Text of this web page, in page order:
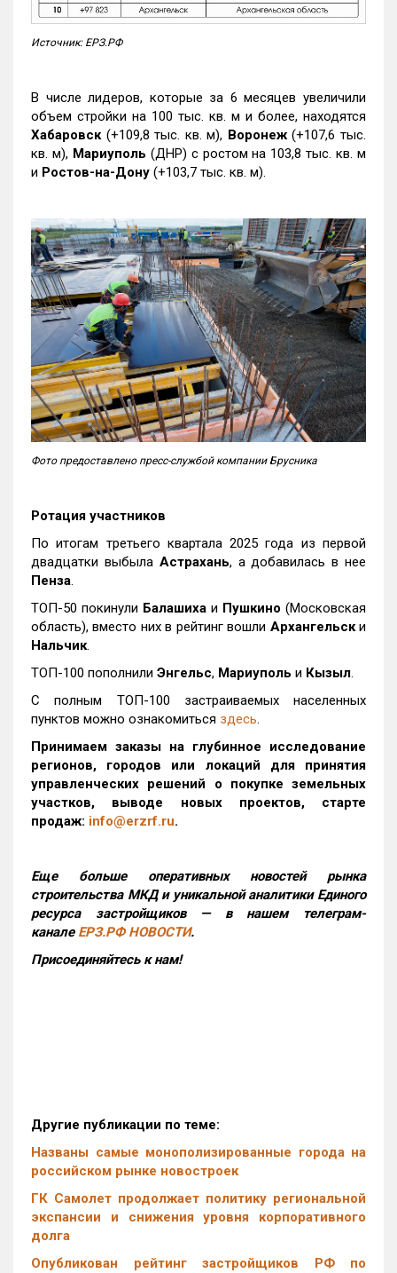
Источник: ЕРЗ.РФ
В числе лидеров, которые за 6 месяцев увеличили
объем стройки на 100 тыс. кв. м и более, находятся
Хабаровск (+109,8 тыс. кв. м), Воронеж(+107,6 тыс.
кв. м), Мариуполь (ДНР) с ростом на 103,8 тыс. кв. м
и Ростов-на-Дону (+103,7 тыс. кв. м).
Фото предоставлено пресс-службой компании Брусника
Ротация участников
По итогам третьего квартала 2025 года из первой
двадцатки выбыла Астрахань, а добавилась в нее
Пенза.
ТОП-50 покинули Балашиха и Пушкино (Московская
область), вместо них в рейтинг вошли Архангельски
Нальчик.
ТОП-100 пополнили Энгельс, Мариуполь и Кызыл.
С полным ТОП-100 застраиваемых населенных
пунктов можно ознакомиться здесь.
Принимаем заказы на глубинное исследование
регионов, городов или локаций для принятия
управленческих решений о покупке земельных
участков, выводе новых проектов, старте
продаж: info@erzrf.ru.
Еще больше оперативных новостей рынка
строительства МКД и уникальной аналитики Единого
ресурса застройщиков — в нашем телеграм-
канале ЕРЗ.РФ НОВОСТИ.
Присоединяйтесь к нам!
Другие публикации по теме:
Названы самые монополизированные города на
российском рынке новостроек
ГК Самолет продолжает политику региональной
экспансии и снижения уровня корпоративного
долга
Опубликован рейтинг застройщиков РФ по